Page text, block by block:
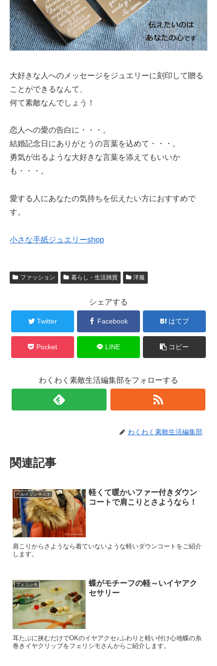
大好きな人へのメッセージをジュエリーに刻印して贈る
ことができるなんて、
何て素敵なんでしょう！
恋人への愛の告白に・・・。
結婚記念日にありがとうの言葉を込めて・・・。
勇気が出るような大好きな言葉を添えてもいいか
も・・・。
愛する人にあなたの気持ちを伝えたい方におすすめで
す。
小さな手紙ジュエリーshop
ファッション 暮らし・生活雑貨 洋服
シェアする
Twitter Facebook はてブ
Pocket LINE コピー
わくわく素敵生活編集部をフォローする
わくわく素敵生活編集部
関連記事
ベルメゾンネット
軽くて暖かいファー付きダウン
コートで肩こりとさようなら！
肩こりからさようなら着ていないような軽いダウンコートをご紹介
します。
フェリシモ
蝶がモチーフの軽～いイヤアク
セサリー
耳たぶに挟むだけでOKのイヤアクセ♪ふわりと軽い付け心地蝶の糸
巻きイヤクリップをフェリシモさんからご紹介します。